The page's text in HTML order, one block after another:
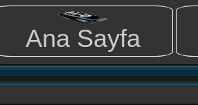
Ana Sayfa